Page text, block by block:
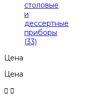
столовые
и
дессертные
приборы
(33)
Цена
Цена
 